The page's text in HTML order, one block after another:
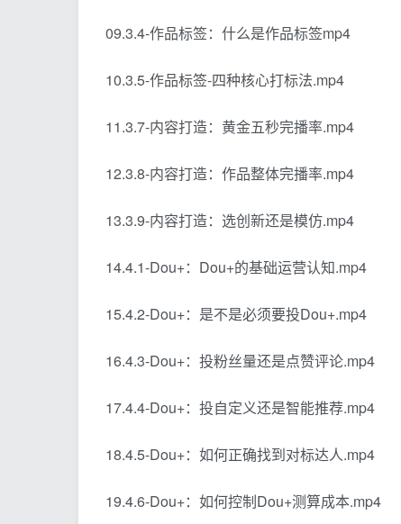
09.3.4-作品标签：什么是作品标签mp4
10.3.5-作品标签-四种核心打标法.mp4
11.3.7-内容打造：黄金五秒完播率.mp4
12.3.8-内容打造：作品整体完播率.mp4
13.3.9-内容打造：选创新还是模仿.mp4
14.4.1-Dou+：Dou+的基础运营认知.mp4
15.4.2-Dou+：是不是必须要投Dou+.mp4
16.4.3-Dou+：投粉丝量还是点赞评论.mp4
17.4.4-Dou+：投自定义还是智能推荐.mp4
18.4.5-Dou+：如何正确找到对标达人.mp4
19.4.6-Dou+：如何控制Dou+测算成本.mp4